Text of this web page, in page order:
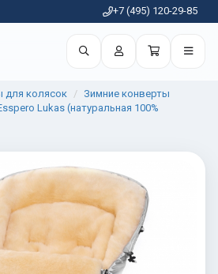
+7 (495) 120-29-85
для колясок
Зимние конверты
Lukas (натуральная 100%